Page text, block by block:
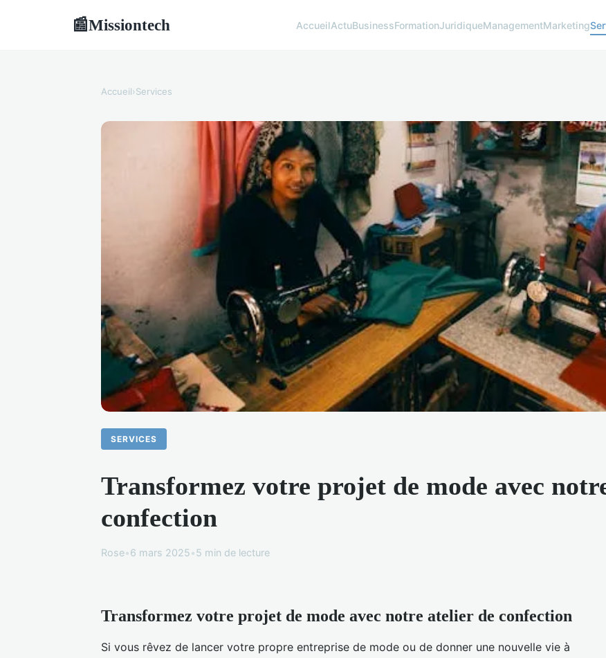
📰Missiontech AccueilActuBusinessFormationJuridiqueManagementMarketing
Accueil›Services
SERVICES
Transformez votre projet de mode avec
confection
Rose•6 mars 2025•5 min de lecture
Transformez votre projet de mode avec notre atelier de confection
Si vous rêvez de lancer votre propre entreprise de mode ou de donner une nouvelle vie à